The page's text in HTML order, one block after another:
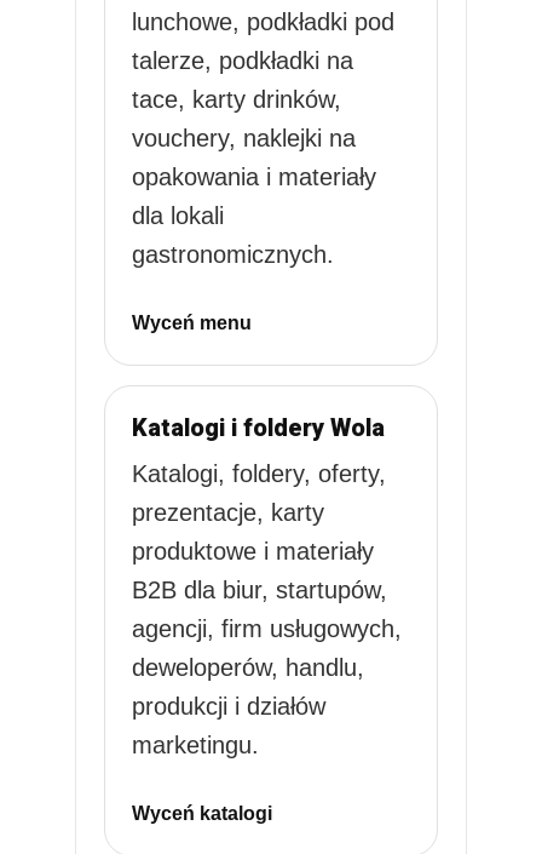
lunchowe, podkładki pod
talerze, podkładki na
tace, karty drinków,
vouchery, naklejki na
opakowania i materiały
dla lokali
gastronomicznych.
Wyceń menu
Katalogi i foldery Wola
Katalogi, foldery, oferty,
prezentacje, karty
produktowe i materiały
B2B dla biur, startupów,
agencji, firm usługowych,
deweloperów, handlu,
produkcji i działów
marketingu.
Wyceń katalogi